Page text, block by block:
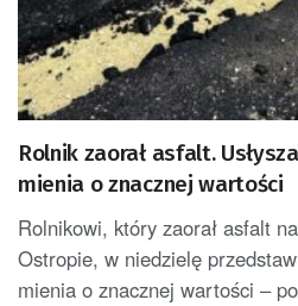
Rolnik zaorał asfalt.
mienia o znacznej wartości
Rolnikowi, który zaorał asfalt
Ostropie, w niedzielę
mienia o znacznej wartości –